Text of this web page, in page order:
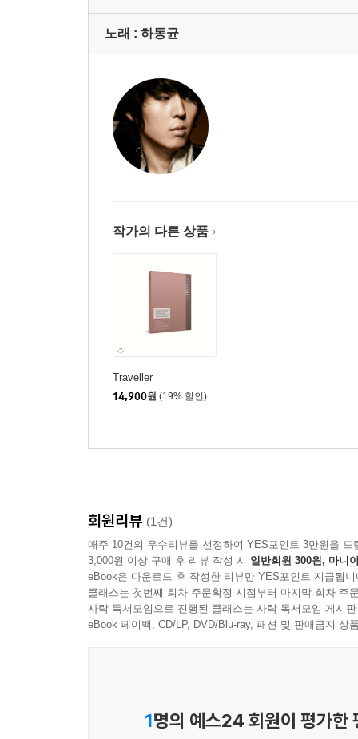
노래 : 하동균
작가의 다른 상품
Traveller
14,900원 (19% 할인)
회원리뷰 (1건)
매주 10건의 우수리뷰를 선정하여 YES포인트 3만원을 드
3,000원 이상 구매 후 리뷰 작성 시 일반회원 300원, 마니
eBook은 다운로드 후 작성한 리뷰만 YES포인트 지급됩니
클래스는 첫번째 회차 주문확정 시점부터 마지막 회차 주
사락 독서모임으로 진행된 클래스는 사락 독서모임 게시
eBook 페이백, CD/LP, DVD/Blu-ray, 패션 및 판매금지 상
1명의 예스24 회원이 평가한